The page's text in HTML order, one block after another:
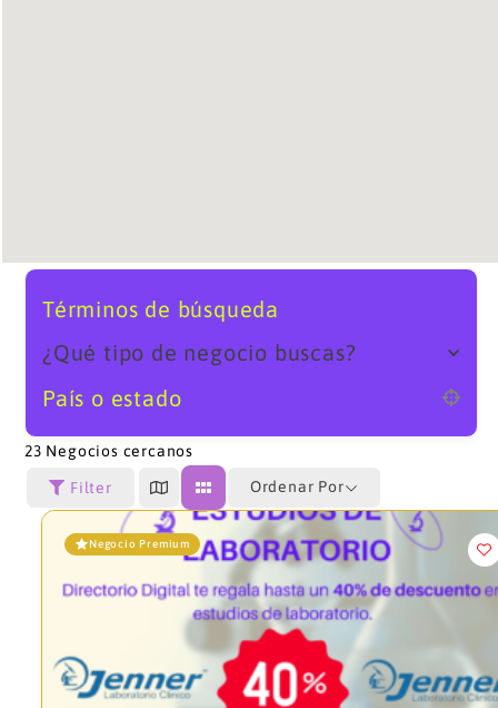
Términos de búsqueda
¿Qué tipo de negocio buscas?
País o estado
23 Negocios cercanos
Filter Ordenar Por
Negocio Premium